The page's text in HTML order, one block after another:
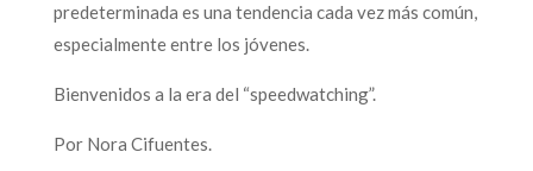
predeterminada es una tendencia cada vez más común,
especialmente entre los jóvenes.
Bienvenidos a la era del “speedwatching”.
Por Nora Cifuentes.